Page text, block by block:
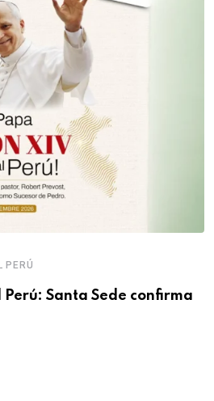
PERÚ
Perú: Santa Sede confirma